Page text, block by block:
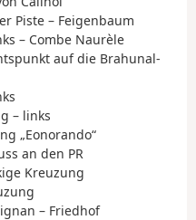
Piste – Feigenbaum
– Combe Naurèle
auf die Brahunal-
– links
„Eonorando“
an den PR
Kreuzung
– Friedhof